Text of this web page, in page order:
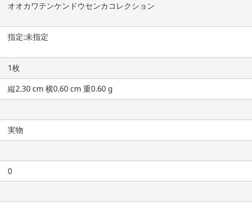
オオカワテンケンドウセンカコレクション
指定:未指定
1枚
縦2.30 cm 横0.60 cm 重0.60 g
実物
0